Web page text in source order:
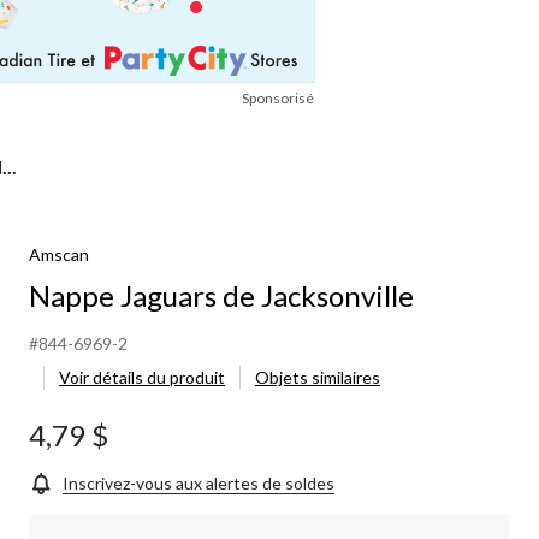
Sponsorisé
Amscan
Nappe Jaguars de Jacksonville
#844-6969-2
Voir détails du produit
Objets similaires
4,79 $
Inscrivez-vous aux alertes de soldes